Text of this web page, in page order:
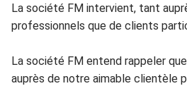
La société FM intervient, tant
professionnels que de clients
La société FM entend rappeler
auprès de notre aimable clientèle